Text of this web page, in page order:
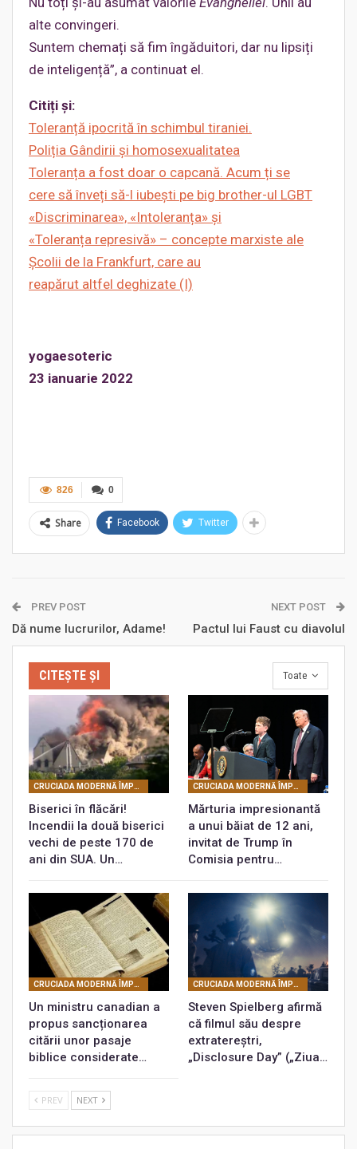
alte convingeri.
Suntem chemați să fim îngăduitori, dar nu lipsiți
de inteligență”, a continuat el.
Citiți și:
Toleranță ipocrită în schimbul tiraniei.
Poliția Gândirii și homosexualitatea
Toleranța a fost doar o capcană. Acum ți se
cere să înveți să-l iubești pe big brother-ul LGBT
«Discriminarea», «Intoleranța» și
«Toleranța represivă» – concepte marxiste ale
Școlii de la Frankfurt, care au
reapărut altfel deghizate (I)
yogaesoteric
23 ianuarie 2022
0
826
Share Facebook Twitter
PREV POST
Dă nume lucrurilor, Adame!
NEXT POST
Pactul lui Faust cu diavolul
Toate
CITEȘTE ȘI
CRUCIADA MODERNĂ ÎMPOTRIVA SPIRITUALITĂŢII
Biserici în flăcări!
Incendii la două biserici
vechi de peste 170 de
ani din SUA. Un…
CRUCIADA MODERNĂ ÎMPOTRIVA SPIRITUALITĂŢII
Mărturia impresionantă
a unui băiat de 12 ani,
invitat de Trump în
Comisia pentru…
CRUCIADA MODERNĂ ÎMPOTRIVA SPIRITUALITĂŢII
Un ministru canadian a
propus sancționarea
citării unor pasaje
biblice considerate…
CRUCIADA MODERNĂ ÎMPOTRIVA SPIRITUALITĂŢII
Steven Spielberg afirmă
că filmul său despre
extratereștri,
„Disclosure Day” („Ziua…
PREV NEXT